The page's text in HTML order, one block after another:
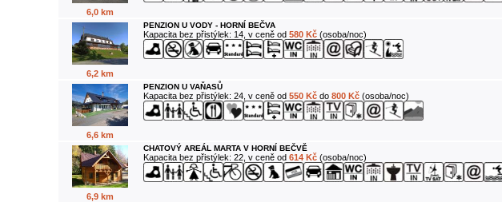
6,0 km
6,2 km
PENZION U VODY - HORNÍ BEČVA
Kapacita bez přistýlek: 14, v ceně od 580 Kč(osoba/noc)
6,6 km
PENZION U VAŇASŮ
Kapacita bez přistýlek: 24, v ceně od 550 Kčdo 800 Kč(osoba/noc)
6,9 km
CHATOVÝ AREÁL MARTA V HORNÍ BEČVĚ
Kapacita bez přistýlek: 22, v ceně od 614 Kč(osoba/noc)